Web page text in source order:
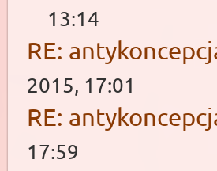
13:14
RE:
2015, 17:01
RE:
17:59